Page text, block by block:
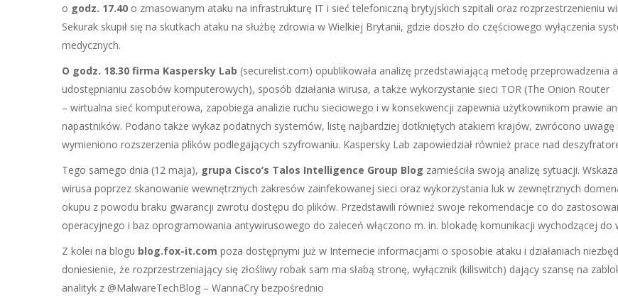
o godz. 17.40 o zmasowanym ataku na infrastrukturę IT i sieć telefoniczną brytyjskich szpitali oraz rozprzestrzenieniu
Sekurak skupił się na skutkach ataku na służbę zdrowia w Wielkiej Brytanii, gdzie doszło do częściowego wyłączenia
medycznych.
O godz. 18.30 firma Kaspersky Lab (securelist.com) opublikowała analizę przedstawiającą metodę przeprowadzenia
udostępnianiu zasobów komputerowych), sposób działania wirusa, a także wykorzystanie sieci TOR (The Onion Router
– wirtualna sieć komputerowa, zapobiega analizie ruchu sieciowego i w konsekwencji zapewnia użytkownikom prawie
napastników. Podano także wykaz podatnych systemów, listę najbardziej dotkniętych atakiem krajów, zwrócono
wymieniono rozszerzenia plików podlegających szyfrowaniu. Kaspersky Lab zapowiedział również prace nad
Tego samego dnia (12 maja), grupa Cisco’s Talos Intelligence Group Blog zamieściła swoją analizę sytuacji.
wirusa poprzez skanowanie wewnętrznych zakresów zainfekowanej sieci oraz wykorzystania luk w zewnętrznych
okupu z powodu braku gwarancji zwrotu dostępu do plików. Przedstawili również swoje rekomendacje co do
operacyjnego i baz oprogramowania antywirusowego do zaleceń włączono m. in. blokadę komunikacji wychodzącej do
Z kolei na blogu blog.fox-it.com poza dostępnymi już w Internecie informacjami o sposobie ataku i działaniach
doniesienie, że rozprzestrzeniający się złośliwy robak sam ma słabą stronę, wyłącznik (killswitch) dający szansę na
analityk z @MalwareTechBlog – WannaCry bezpośrednio